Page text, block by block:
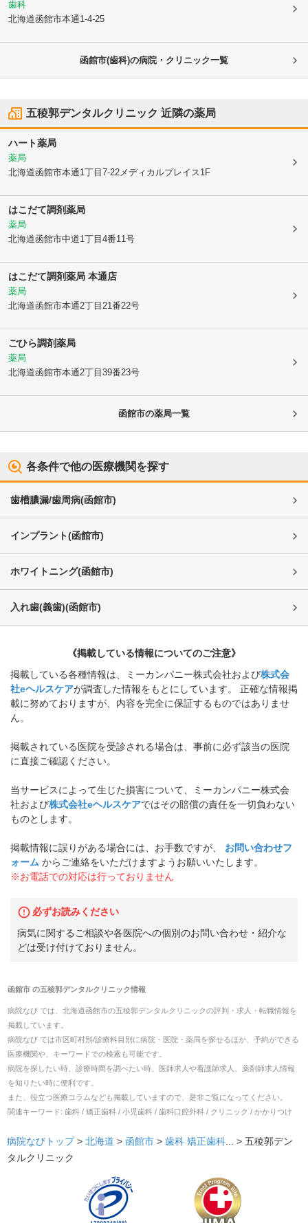
歯科
北海道函館市本通1-4-25
函館市(歯科)の病院・クリニック一覧
五稜郭デンタルクリニック 近隣の薬局
ハート薬局
薬局
北海道函館市本通1丁目7-22メディカルプレイス1F
はこだて調剤薬局
薬局
北海道函館市中道1丁目4番11号
はこだて調剤薬局 本通店
薬局
北海道函館市本通2丁目21番22号
ごひら調剤薬局
薬局
北海道函館市本通2丁目39番23号
函館市の薬局一覧
各条件で他の医療機関を探す
歯槽膿漏/歯周病(函館市)
インプラント(函館市)
ホワイトニング(函館市)
入れ歯(義歯)(函館市)
《掲載している情報についてのご注意》
掲載している各種情報は、ミーカンパニー株式会社および株式会
社eヘルスケアが調査した情報をもとにしています。 正確な情報掲
載に努めておりますが、内容を完全に保証するものではありませ
ん。
掲載されている医院を受診される場合は、事前に必ず該当の医院
に直接ご確認ください。
当サービスによって生じた損害について、ミーカンパニー株式会
社および株式会社eヘルスケアではその賠償の責任を一切負わない
ものとします。
掲載情報に誤りがある場合には、お手数ですが、
お問い合わせフ
ォーム からご連絡をいただけますようお願いいたします。
※お電話での対応は行っておりません
必ずお読みください
病気に関するご相談や各医院への個別のお問い合わせ・紹介な
どは受け付けておりません。
函館市の五稜郭デンタルクリニック情報
病院なび では、 北海道函館市の五稜郭デンタルクリニックの評判・求人・転職情報を
掲載しています。
病院なび では市区町村別/診療科目別に病院・医院・薬局を探せるほか、予約ができる
医療機関や、キーワードでの検索も可能です。
病院を探したい時、診療時間を調べたい時、医師求人や看護師求人、薬剤師求人情報
を知りたい時に便利です。
また、役立つ医療コラムなども掲載していますので、是非ご覧になってください。
関連キーワード: 歯科 / 矯正歯科 / 小児歯科 / 歯科口腔外科 / クリニック / かかりつけ
病院なびトップ > 北海道 > 函館市 > 歯科 矯正歯科... > 五稜郭デン
タルクリニック